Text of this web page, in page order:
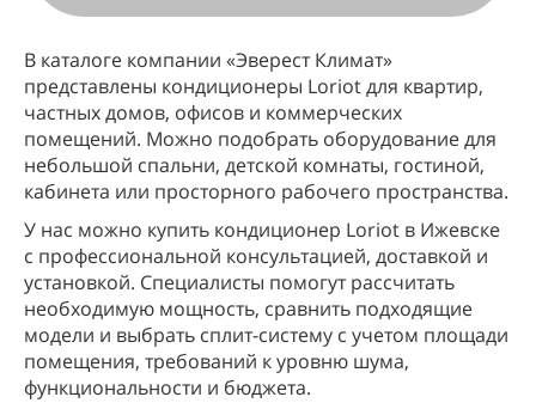
В каталоге компании «Эверест Климат»
представлены кондиционеры Loriot для квартир,
частных домов, офисов и коммерческих
помещений. Можно подобрать оборудование для
небольшой спальни, детской комнаты, гостиной,
кабинета или просторного рабочего пространства.
У нас можно купить кондиционер Loriot в Ижевске
с профессиональной консультацией, доставкой и
установкой. Специалисты помогут рассчитать
необходимую мощность, сравнить подходящие
модели и выбрать сплит-систему с учетом площади
помещения, требований к уровню шума,
функциональности и бюджета.